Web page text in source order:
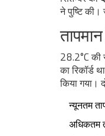
ने पुष्टि की।
28.2°C की
का रिकॉर्ड
किया गया।
न्यूनतम
अधिकतम